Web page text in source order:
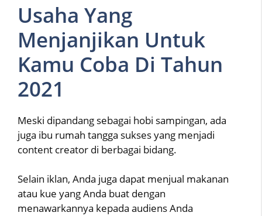
Usaha Yang
Menjanjikan Untuk
Kamu Coba Di Tahun
2021
Meski dipandang sebagai hobi sampingan, ada
juga ibu rumah tangga sukses yang menjadi
content creator di berbagai bidang.
Selain iklan, Anda juga dapat menjual makanan
atau kue yang Anda buat dengan
menawarkannya kepada audiens Anda